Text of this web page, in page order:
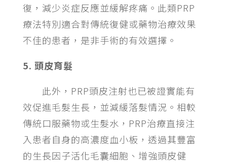
復，減少炎症反應並緩解疼痛。此類PRP
療法特別適合對傳統復健或藥物治療效果
不佳的患者，是非手術的有效選擇。
5. 頭皮育髮
此外，PRP頭皮注射也已被證實能有
效促進毛髮生長，並減緩落髮情況。相較
傳統口服藥物或生髮水，PRP治療直接注
入患者自身的高濃度血小板，透過其豐富
的生長因子活化毛囊細胞、增強頭皮健